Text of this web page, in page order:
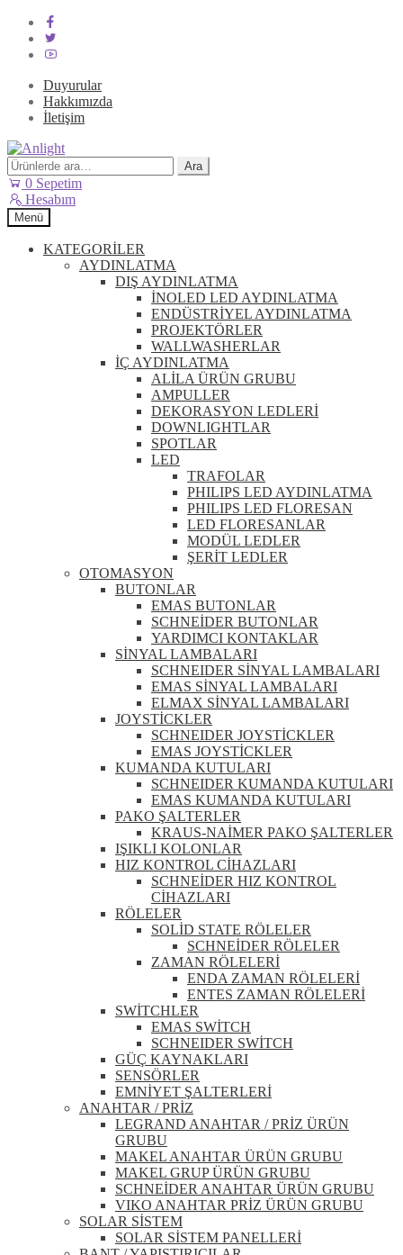
Duyurular
Hakkımızda
İletişim
Dolaşıma
geç
İçeriğe
geç
Ara: Ara
0 Sepetim
Hesabım
Menü
KATEGORİLER
AYDINLATMA
DIŞ AYDINLATMA
İNOLED LED AYDINLATMA
ENDÜSTRİYEL AYDINLATMA
PROJEKTÖRLER
WALLWASHERLAR
İÇ AYDINLATMA
ALİLA ÜRÜN GRUBU
AMPULLER
DEKORASYON LEDLERİ
DOWNLIGHTLAR
SPOTLAR
LED
TRAFOLAR
PHILIPS LED AYDINLATMA
PHILIPS LED FLORESAN
LED FLORESANLAR
MODÜL LEDLER
ŞERİT LEDLER
OTOMASYON
BUTONLAR
EMAS BUTONLAR
SCHNEİDER BUTONLAR
YARDIMCI KONTAKLAR
SİNYAL LAMBALARI
SCHNEIDER SİNYAL LAMBALARI
EMAS SİNYAL LAMBALARI
ELMAX SİNYAL LAMBALARI
JOYSTİCKLER
SCHNEIDER JOYSTİCKLER
EMAS JOYSTİCKLER
KUMANDA KUTULARI
SCHNEIDER KUMANDA KUTULARI
EMAS KUMANDA KUTULARI
PAKO ŞALTERLER
KRAUS-NAİMER PAKO ŞALTERLER
IŞIKLI KOLONLAR
HIZ KONTROL CİHAZLARI
SCHNEİDER HIZ KONTROL
CİHAZLARI
RÖLELER
SOLİD STATE RÖLELER
SCHNEİDER RÖLELER
ZAMAN RÖLELERİ
ENDA ZAMAN RÖLELERİ
ENTES ZAMAN RÖLELERİ
SWİTCHLER
EMAS SWİTCH
SCHNEIDER SWİTCH
GÜÇ KAYNAKLARI
SENSÖRLER
EMNİYET ŞALTERLERİ
ANAHTAR / PRİZ
LEGRAND ANAHTAR / PRİZ ÜRÜN
GRUBU
MAKEL ANAHTAR ÜRÜN GRUBU
MAKEL GRUP ÜRÜN GRUBU
SCHNEİDER ANAHTAR ÜRÜN GRUBU
VIKO ANAHTAR PRİZ ÜRÜN GRUBU
SOLAR SİSTEM
SOLAR SİSTEM PANELLERİ